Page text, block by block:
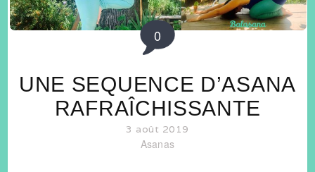
0
UNE SEQUENCE D’ASANA
RAFRAÎCHISSANTE
3 août 2019
Asanas